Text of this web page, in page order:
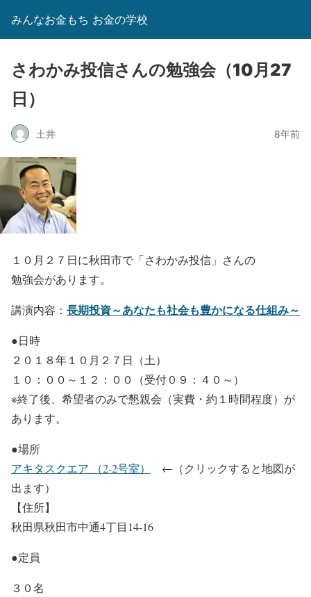
みんなお金もち お金の学校
さわかみ投信さんの勉強会（10月27
日）
土井 8年前
１０月２７日に秋田市で「さわかみ投信」さんの
勉強会があります。
講演内容： 長期投資～あなたも社会も豊かになる仕組み～
●日時
２０１８年１０月２７日（土）
１０：００～１２：００（受付０９：４０～）
※終了後、希望者のみで懇親会（実費・約１時間程度）が
あります。
●場所
アキタスクエア （2-2号室）
←（クリックすると地図が
出ます）
【住所】
秋田県秋田市中通4丁目14-16
●定員
３０名